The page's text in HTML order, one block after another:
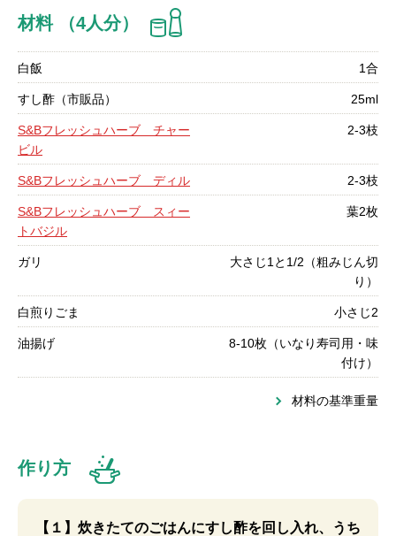
材料 （4人分）
白飯 1合
すし酢（市販品） 25ml
S&Bフレッシュハーブ チャー
ビル
2-3枝
S&Bフレッシュハーブ ディル 2-3枝
S&Bフレッシュハーブ スィー
トバジル
葉2枚
ガリ
大さじ1と1/2（粗みじん切
り）
白煎りごま 小さじ2
油揚げ
8-10枚（いなり寿司用・味
付け）
材料の基準重量
作り方
【１】炊きたてのごはんにすし酢を回し入れ、うち